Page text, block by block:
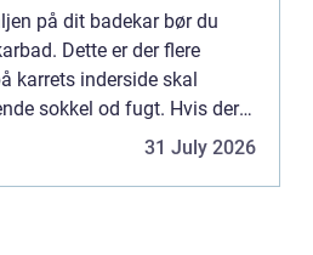
på dit badekar bør du
Dette er der flere
karrets inderside skal
sokkel od fugt. Hvis der
eller beton kan der
31 July 2026